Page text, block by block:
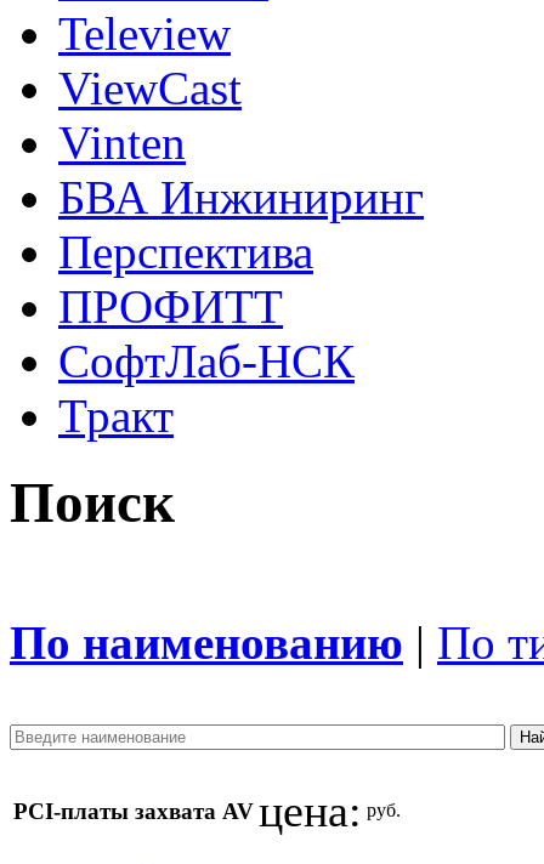
Teleview
ViewCast
Vinten
БВА Инжиниринг
Перспектива
ПРОФИТТ
СофтЛаб-НСК
Тракт
Поиск
По наименованию | По
PCI-платы захвата AVцена: руб.